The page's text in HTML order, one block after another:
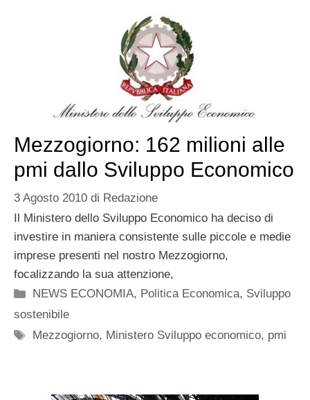
Mezzogiorno: 162 milioni alle
pmi dallo Sviluppo Economico
3 Agosto 2010 di Redazione
Il Ministero dello Sviluppo Economico ha deciso di
investire in maniera consistente sulle piccole e medie
imprese presenti nel nostro Mezzogiorno,
focalizzando la sua attenzione,
Categorie
NEWS ECONOMIA, Politica Economica, Sviluppo
sostenibile
Tag
Mezzogiorno, Ministero Sviluppo economico, pmi